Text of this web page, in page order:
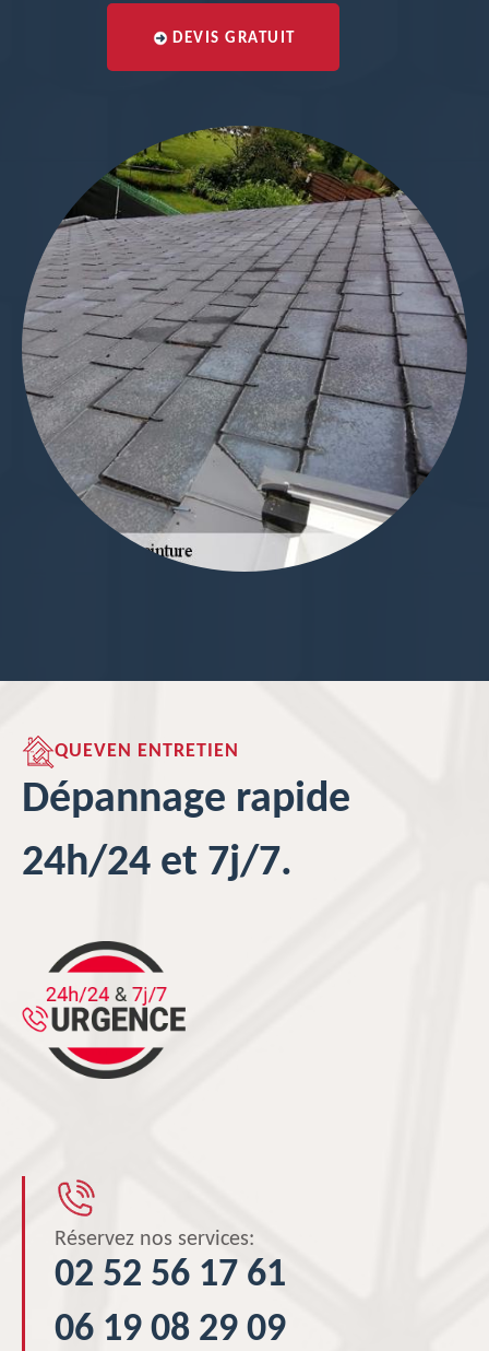
DEVIS GRATUIT
QUEVEN ENTRETIEN
Dépannage rapide
24h/24 et 7j/7.
Réservez nos services:
02 52 56 17 61
06 19 08 29 09